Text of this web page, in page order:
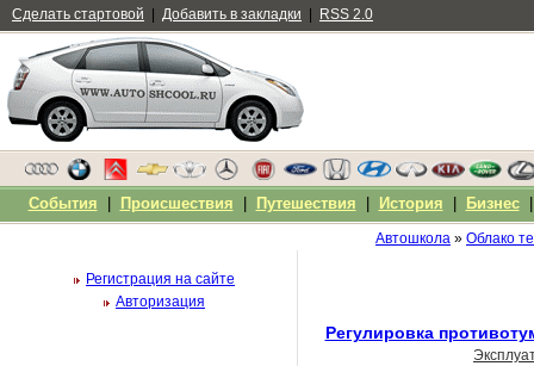
Автошкола » Облако
Регулировка
Регистрация на сайте
Авторизация
Сделать стартовой Добавить в закладки RSS 2.0
События Происшествия Путешествия История Бизнес